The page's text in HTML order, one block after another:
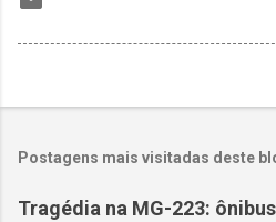
Postagens mais visitadas deste
Tragédia na MG-223: